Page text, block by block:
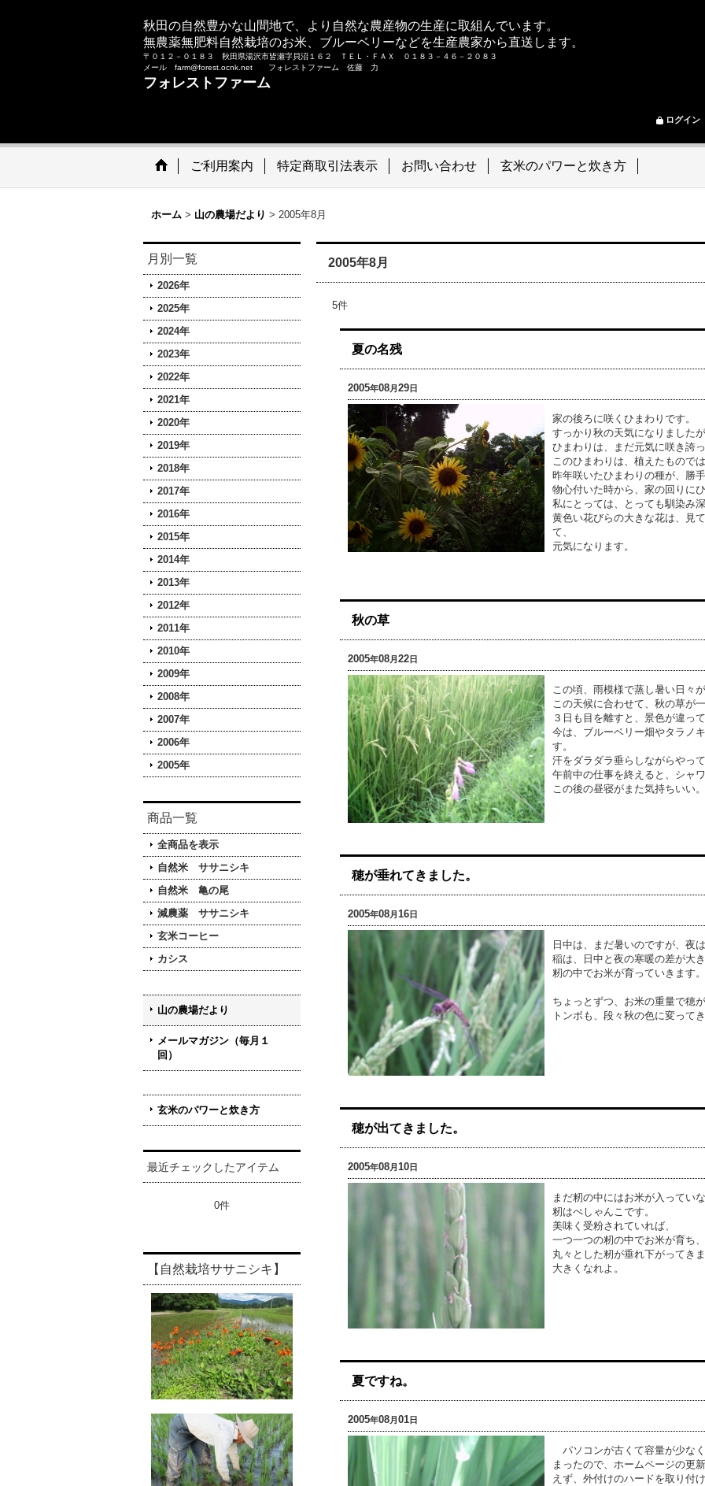
秋田の自然豊かな山間地で、より自然な農産物の生産に取組んでいます。
無農薬無肥料自然栽培のお米、ブルーベリーなどを生産農家から直送します。
〒０１２－０１８３ 秋田県湯沢市皆瀬字貝沼１６２ ＴＥＬ・ＦＡＸ ０１８３－４６－２０８３
メール farm@forest.ocnk.net フォレストファーム 佐藤 力
フォレストファーム
ログイン
ご利用案内 特定商取引法表示 お問い合わせ 玄米のパワーと炊き方
ホーム > 山の農場だより > 2005年8月
月別一覧
2026年
2025年
2024年
2023年
2022年
2021年
2020年
2019年
2018年
2017年
2016年
2015年
2014年
2013年
2012年
2011年
2010年
2009年
2008年
2007年
2006年
2005年
商品一覧
全商品を表示
自然米 ササニシキ
自然米 亀の尾
減農薬 ササニシキ
玄米コーヒー
カシス
山の農場だより
メールマガジン（毎月１
回）
玄米のパワーと炊き方
最近チェックしたアイテム
0件
【自然栽培ササニシキ】
2005年8月
5件
夏の名残
2005年08月29日
家の後ろに咲くひまわりです。
すっかり秋の天気になりましたが
ひまわりは、まだ元気に咲き誇っ
このひまわりは、植えたものでは
昨年咲いたひまわりの種が、勝
物心付いた時から、家の回りに
私にとっては、とっても馴染み深
黄色い花びらの大きな花は、見
て、
元気になります。
秋の草
2005年08月22日
この頃、雨模様で蒸し暑い日々
この天候に合わせて、秋の草が
３日も目を離すと、景色が違って
今は、ブルーベリー畑やタラノ
す。
汗をダラダラ垂らしながらやって
午前中の仕事を終えると、シャ
この後の昼寝がまた気持ちいい。
穂が垂れてきました。
2005年08月 16日
日中は、まだ暑いのですが、夜
稲は、日中と夜の寒暖の差が大
籾の中でお米が育っていきます。
ちょっとずつ、お米の重量で穂
トンボも、段々秋の色に変ってき
穂が出てきました。
2005年08月 10日
まだ籾の中にはお米が入っていな
籾はぺしゃんこです。
美味く受粉されていれば、
一つ一つの籾の中でお米が育ち、
丸々とした籾が垂れ下がってきま
大きくなれよ。
夏ですね。
2005年08月 01 日
パソコンが古くて容量が少な
まったので、ホームページの更
えず、外付けのハードを取り付